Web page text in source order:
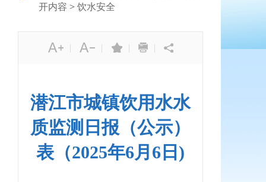
开内容 > 饮水安全
| | | |
潜江市城镇饮用水水
质监测日报（公示）
表（2025年6月6日)